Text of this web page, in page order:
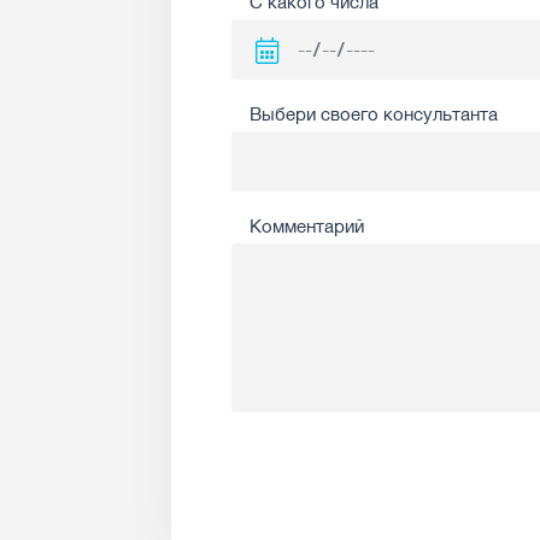
Выбери своего консультанта
Комментарий